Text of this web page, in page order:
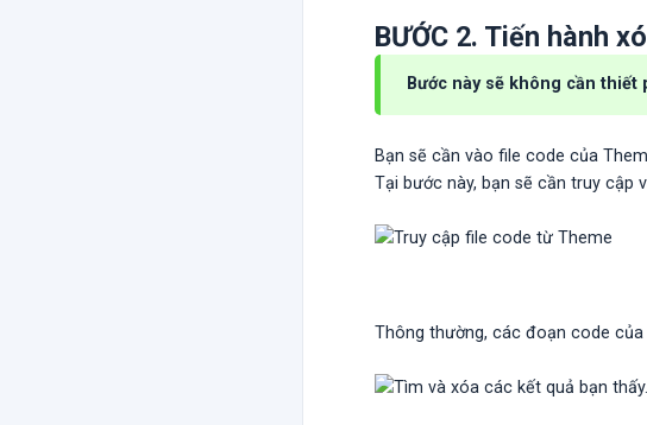
BƯỚC 2. Tiến hành
Bước này sẽ không cần
Bạn sẽ cần vào file code của
Tại bước này, bạn sẽ cần truy cập
Thông thường, các đoạn code